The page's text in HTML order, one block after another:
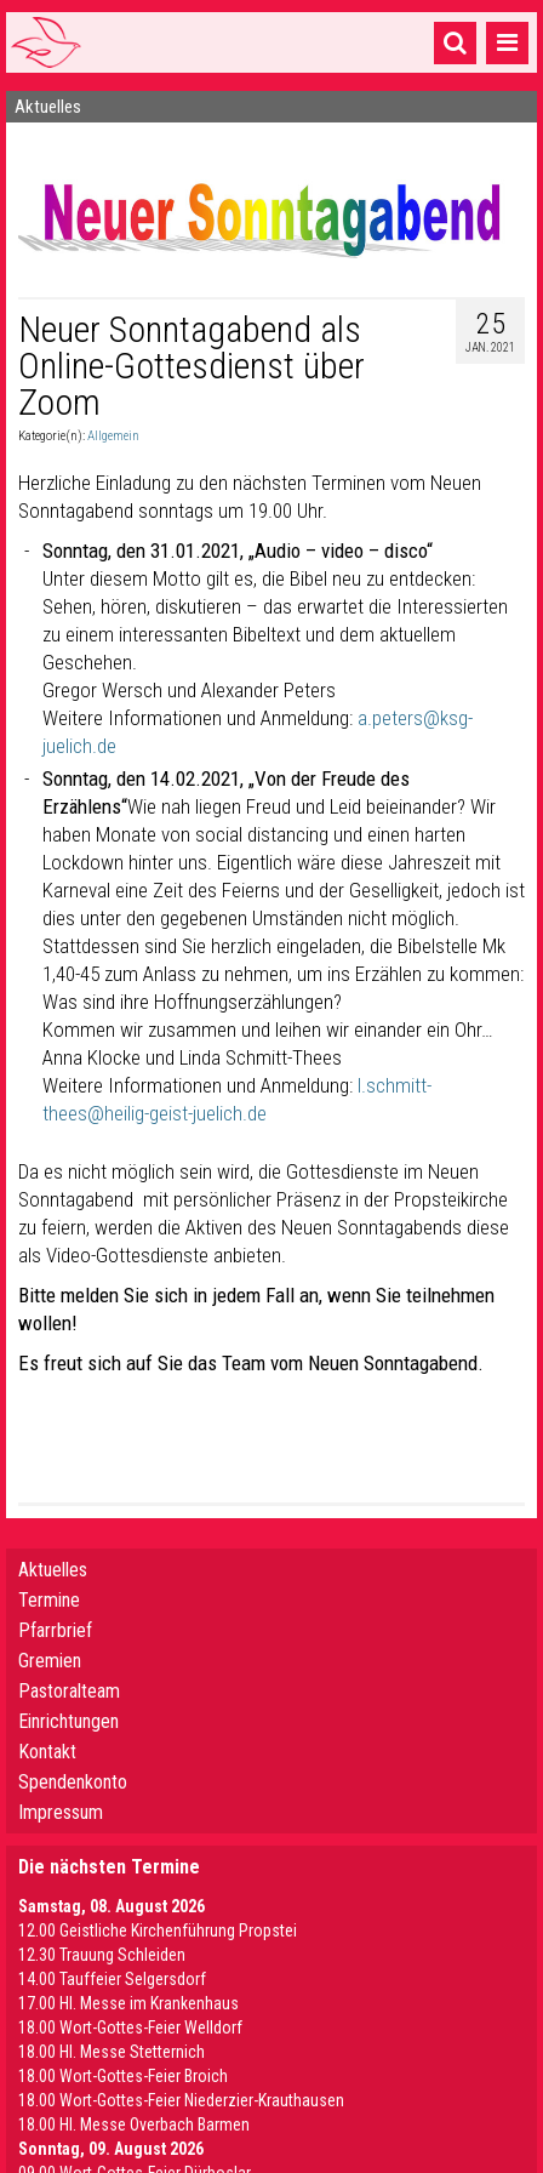
Startseite
16 Gemeinden & mehr
Gottesdienste & Sinnsuche
Gemeinschaft & Soziales
Musik& Kultur
Aktuelles
25
JAN. 2021
Neuer Sonntagabend als
Online-Gottesdienst über
Zoom
Kategorie(n):Allgemein
Herzliche Einladung zu den nächsten Terminen vom Neuen
Sonntagabend sonntags um 19.00 Uhr.
Sonntag, den 31.01.2021, „Audio – video – disco“
Unter diesem Motto gilt es, die Bibel neu zu entdecken:
Sehen, hören, diskutieren – das erwartet die Interessierten
zu einem interessanten Bibeltext und dem aktuellem
Geschehen.
Gregor Wersch und Alexander Peters
Weitere Informationen und Anmeldung: a.peters@ksg-
juelich.de
Sonntag, den 14.02.2021, „Von der Freude des
Erzählens“Wie nah liegen Freud und Leid beieinander? Wir
haben Monate von social distancing und einen harten
Lockdown hinter uns. Eigentlich wäre diese Jahreszeit mit
Karneval eine Zeit des Feierns und der Geselligkeit, jedoch ist
dies unter den gegebenen Umständen nicht möglich.
Stattdessen sind Sie herzlich eingeladen, die Bibelstelle Mk
1,40-45 zum Anlass zu nehmen, um ins Erzählen zu kommen:
Was sind ihre Hoffnungserzählungen?
Kommen wir zusammen und leihen wir einander ein Ohr…
Anna Klocke und Linda Schmitt-Thees
Weitere Informationen und Anmeldung: l.schmitt-
thees@heilig-geist-juelich.de
Da es nicht möglich sein wird, die Gottesdienste im Neuen
Sonntagabend mit persönlicher Präsenz in der Propsteikirche
zu feiern, werden die Aktiven des Neuen Sonntagabends diese
als Video-Gottesdienste anbieten.
Bitte melden Sie sich in jedem Fall an, wenn Sie teilnehmen
wollen!
Es freut sich auf Sie das Team vom Neuen Sonntagabend.
Aktuelles
Termine
Pfarrbrief
Gremien
Pastoralteam
Einrichtungen
Kontakt
Spendenkonto
Impressum
Die nächsten Termine
Samstag, 08. August 2026
12.00 Geistliche Kirchenführung Propstei
12.30 Trauung Schleiden
14.00 Tauffeier Selgersdorf
17.00 Hl. Messe im Krankenhaus
18.00 Wort-Gottes-Feier Welldorf
18.00 Hl. Messe Stetternich
18.00 Wort-Gottes-Feier Broich
18.00 Wort-Gottes-Feier Niederzier-Krauthausen
18.00 Hl. Messe Overbach Barmen
Sonntag, 09. August 2026